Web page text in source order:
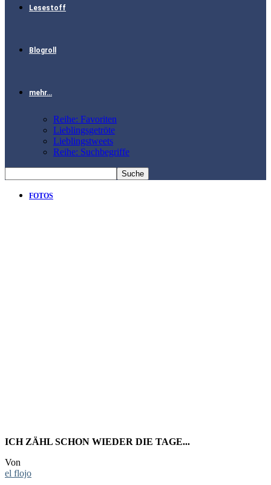
Lesestoff
Blogroll
mehr…
Reihe: Favoriten
Lieblingsgetröte
Lieblingstweets
Reihe: Suchbegriffe
FOTOS
ICH ZÄHL SCHON WIEDER DIE TAGE...
Von
el flojo